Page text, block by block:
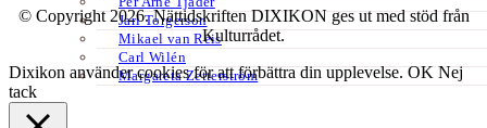
Jarl Torgerson
Mikael van Reis
Carl Wilén
Margareta Zetterström
© Copyright 2026. Nättidskriften DIXIKON ges ut med stöd från
Kulturrådet.
Dixikon använder cookies för att förbättra din upplevelse.OK Nej
tack